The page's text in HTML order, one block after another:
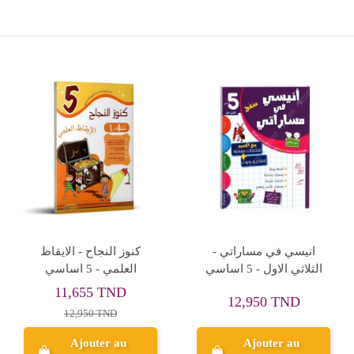
اساسي
12,600 TND
14,000 TND
Ajouter au
كنوز النجاح التميز في
الامتحانات - الثلاثي الثاني -
6,750 TND